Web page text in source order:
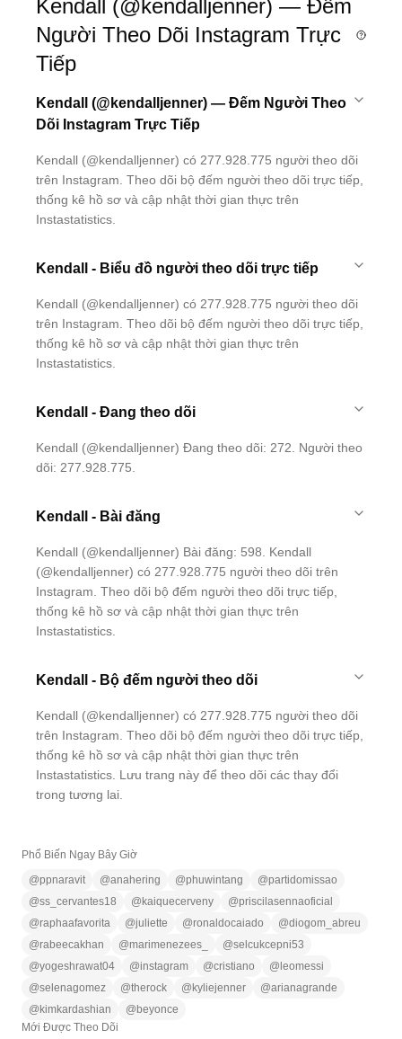
Kendall (@kendalljenner) — Đếm
Người Theo Dõi Instagram Trực
Tiếp
Kendall (@kendalljenner) — Đếm Người Theo
Dõi Instagram Trực Tiếp
Kendall (@kendalljenner) có 277.928.775 người theo dõi
trên Instagram. Theo dõi bộ đếm người theo dõi trực tiếp,
thống kê hồ sơ và cập nhật thời gian thực trên
Instastatistics.
Kendall - Biểu đồ người theo dõi trực tiếp
Kendall (@kendalljenner) có 277.928.775 người theo dõi
trên Instagram. Theo dõi bộ đếm người theo dõi trực tiếp,
thống kê hồ sơ và cập nhật thời gian thực trên
Instastatistics.
Kendall - Đang theo dõi
Kendall (@kendalljenner) Đang theo dõi: 272. Người theo
dõi: 277.928.775.
Kendall - Bài đăng
Kendall (@kendalljenner) Bài đăng: 598. Kendall
(@kendalljenner) có 277.928.775 người theo dõi trên
Instagram. Theo dõi bộ đếm người theo dõi trực tiếp,
thống kê hồ sơ và cập nhật thời gian thực trên
Instastatistics.
Kendall - Bộ đếm người theo dõi
Kendall (@kendalljenner) có 277.928.775 người theo dõi
trên Instagram. Theo dõi bộ đếm người theo dõi trực tiếp,
thống kê hồ sơ và cập nhật thời gian thực trên
Instastatistics. Lưu trang này để theo dõi các thay đổi
trong tương lai.
Phổ Biến Ngay Bây Giờ
@ppnaravit @anahering @phuwintang @partidomissao
@ss_cervantes18 @ kaiquecerveny @priscilasennaoficial
@raphaafavorita @juliette @ronaldocaiado @diogom_abreu
@rabeecakhan @marimenezees_ @selcukcepni53
@yogeshrawat04 @instagram @cristiano @ leomessi
@selenagomez @therock @ kyliejenner @arianagrande
@ kimkardashian @ beyonce
Mới Được Theo Dõi